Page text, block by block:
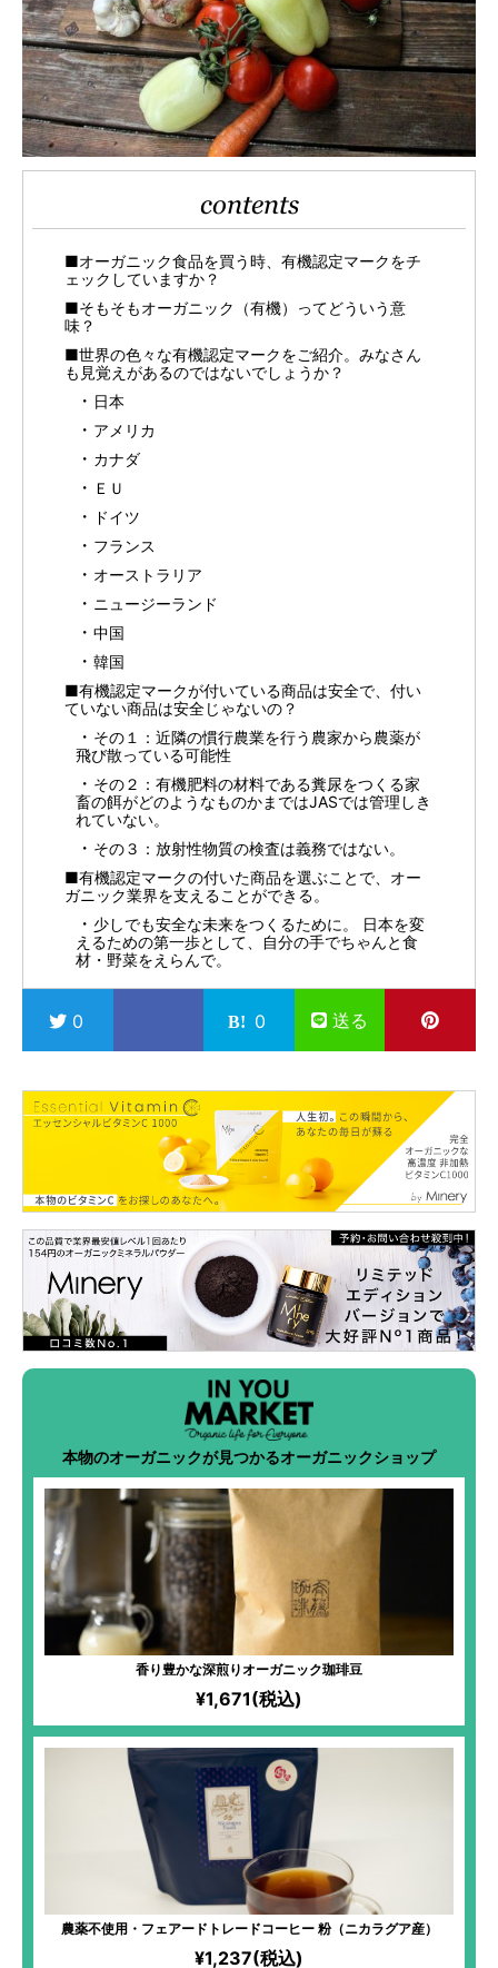
contents
■オーガニック食品を買う時、有機認定マークをチ
ェックしていますか？
■そもそもオーガニック（有機）ってどういう意
味？
■世界の色々な有機認定マークをご紹介。みなさん
も見覚えがあるのではないでしょうか？
日本
アメリカ
カナダ
ＥＵ
ドイツ
フランス
オーストラリア
ニュージーランド
中国
韓国
■有機認定マークが付いている商品は安全で、付い
ていない商品は安全じゃないの？
その１：近隣の慣行農業を行う農家から農薬が
飛び散っている可能性
その２：有機肥料の材料である糞尿をつくる家
畜の餌がどのようなものかまではJASでは管理しき
れていない。
その３：放射性物質の検査は義務ではない。
■有機認定マークの付いた商品を選ぶことで、オー
ガニック業界を支えることができる。
少しでも安全な未来をつくるために。 日本を変
えるための第一歩として、自分の手でちゃんと食
材・野菜をえらんで。
0 0 送る
本物のオーガニックが見つかるオーガニックショップ
香り豊かな深煎りオーガニック珈琲豆
¥1,671(税込)
農薬不使用・フェアードトレードコーヒー 粉（ニカラグア産）
¥1,237(税込)